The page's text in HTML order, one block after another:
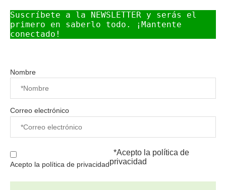
Suscríbete a la NEWSLETTER y serás el
primero en saberlo todo. ¡Mantente
conectado!
Nombre
Correo electrónico
Acepto la política de privacidad
*Acepto la política de
privacidad